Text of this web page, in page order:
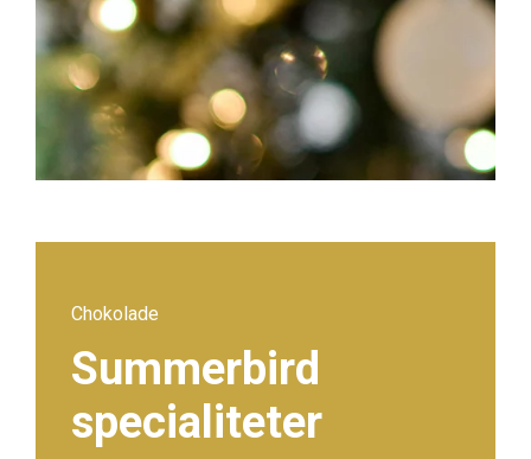
Chokolade
Summerbird
specialiteter